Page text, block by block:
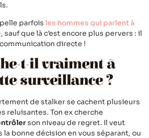
parfois les hommes qui parlent à
, sauf que là c’est encore plus pervers : il
communication directe !
t-il vraiment à
surveillance ?
de stalker se cachent plusieurs
reluisantes. Ton ex cherche
son niveau de regret. Il veut
la bonne décision en vous séparant, ou